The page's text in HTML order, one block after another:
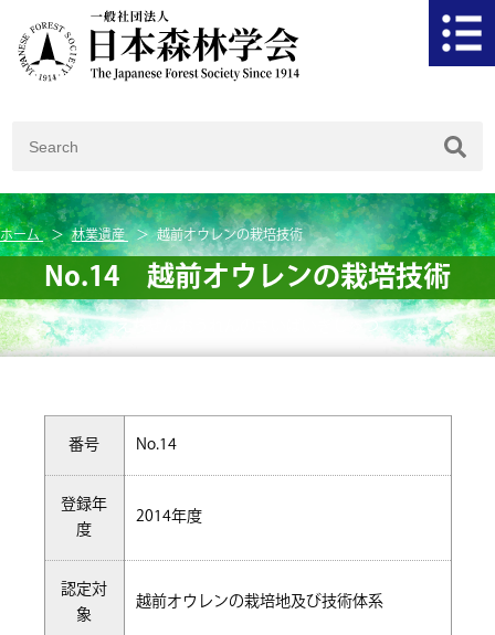
ホーム 林業遺産 越前オウレンの栽培技術
No.14 越前オウレンの栽培技術
えちぜんおうれんのさいばいぎじゅつ
番号 No.14
登録年
度
2014年度
認定対
象
越前オウレンの栽培地及び技術体系